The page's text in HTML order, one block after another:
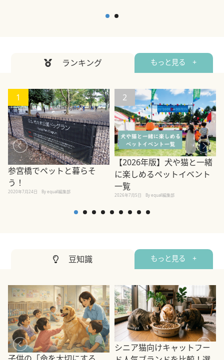
ランキング もっと見る +
1
参宮橋でペットと暮らそ
う！
2020年7月24日 By equall編集部
2
【2026年版】犬や猫と一緒
に楽しめるペットイベント
一覧
2026年7月5日 By equall編集部
豆知識 もっと見る +
シニア猫向けキャットフー